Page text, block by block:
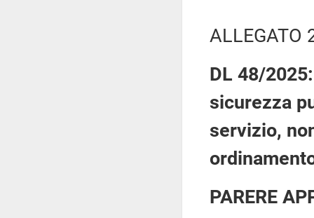
ALLEGATO
DL 48/
sicurezza
servizio,
PARERE